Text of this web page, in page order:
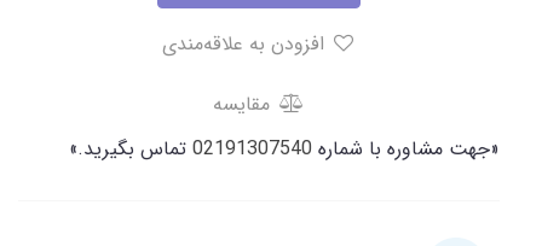
مقایسه
«جهت مشاوره با شماره 02191307540 تماس بگیرید.»